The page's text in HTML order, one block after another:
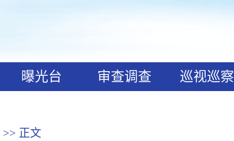
曝光台 审查调查 巡视巡察
>> 正文